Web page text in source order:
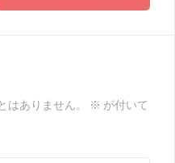
はありません。 ※ が付いて